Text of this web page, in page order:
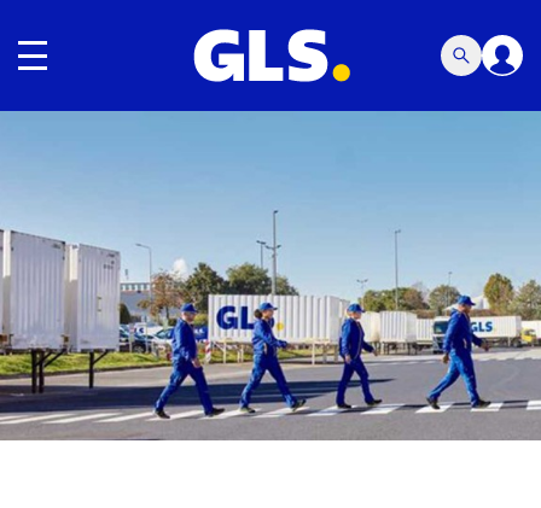
Navegación de palanca